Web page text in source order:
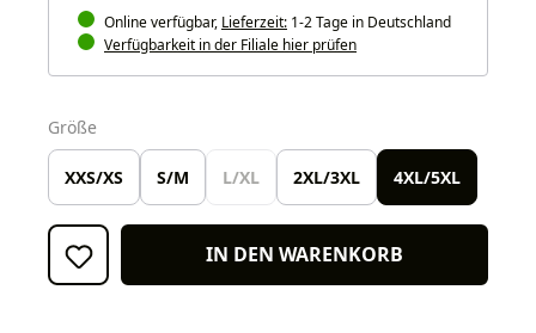
Online verfügbar, Lieferzeit: 1-2 Tage in Deutschland
Verfügbarkeit in der Filiale hier prüfen
Größe
XXS/XS S/M L/XL 2XL/3XL 4XL/5XL
IN DEN WARENKORB